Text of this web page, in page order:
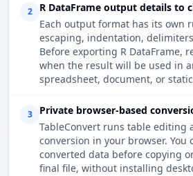
2
R DataFrame output details to
Each output format has its own
escaping, indentation,
Before exporting R DataFrame,
when the result will be used in
spreadsheet, document, or
3
Private browser-based
TableConvert runs table editing
conversion in your browser. You
converted data before copying
final file, without installing